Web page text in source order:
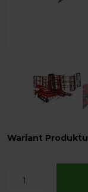
Wariant Produktu